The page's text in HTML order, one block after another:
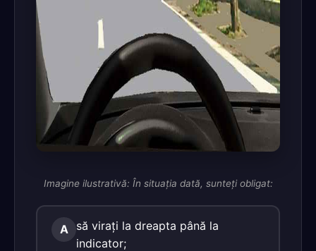
Imagine ilustrativă: În situaţia dată, sunteţi obligat:
A
să viraţi la dreapta până la
indicator;